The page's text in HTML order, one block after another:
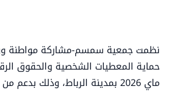
نظمت جمعية سمسم-مشاركة مواطنة
ماي 2026 بمدينة الرباط، وذلك بدعم من […]